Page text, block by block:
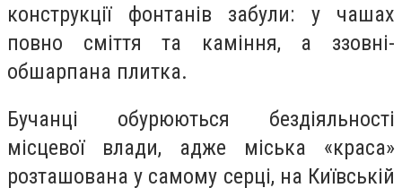
конструкції фонтанів забули: у чашах
повно сміття та каміння, а ззовні-
обшарпана плитка.
Бучанці обурюються бездіяльності
місцевої влади, адже міська «краса»
розташована у самому серці, на Київській